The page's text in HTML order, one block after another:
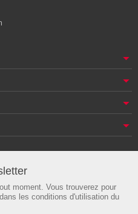
moment. Vous trouverez pour
les conditions d'utilisation du